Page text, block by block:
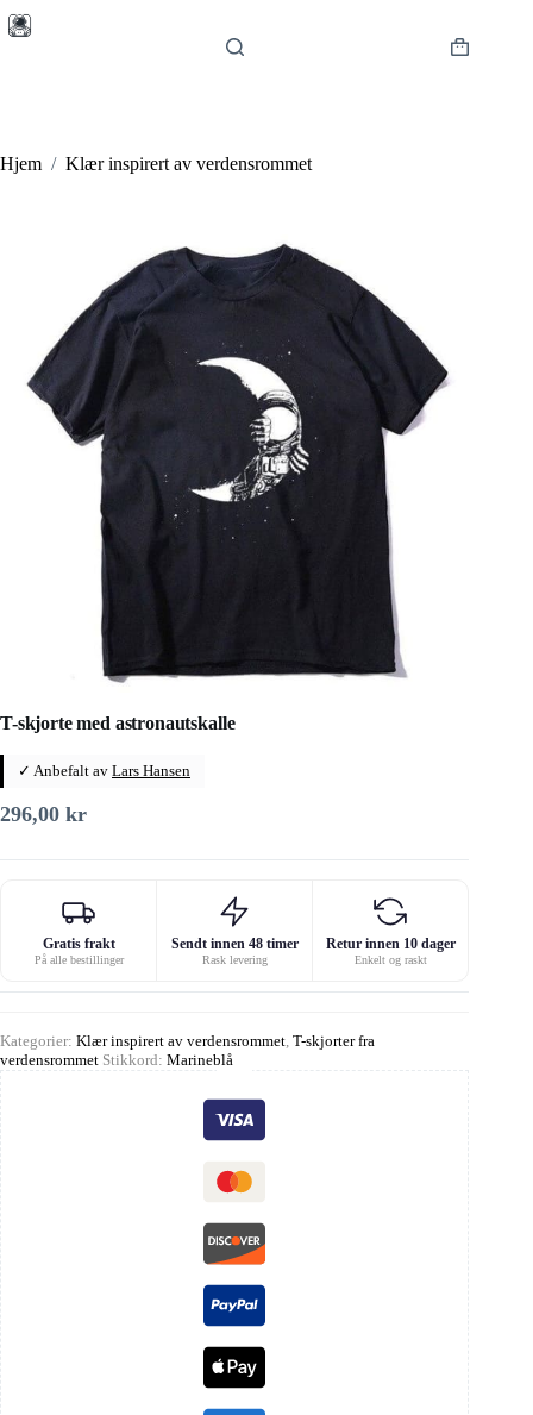
til
Hjem / Klær inspirert av verdensrommet
T-skjorte med astronautskalle
✓ Anbefalt av Lars Hansen
296,00 kr
Gratis frakt
På alle bestillinger
Sendt innen 48 timer
Rask levering
Retur innen 10 dager
Enkelt og raskt
Kategorier: Klær inspirert av verdensrommet T-skjorter fra
verdensrommet Stikkord: Marineblå